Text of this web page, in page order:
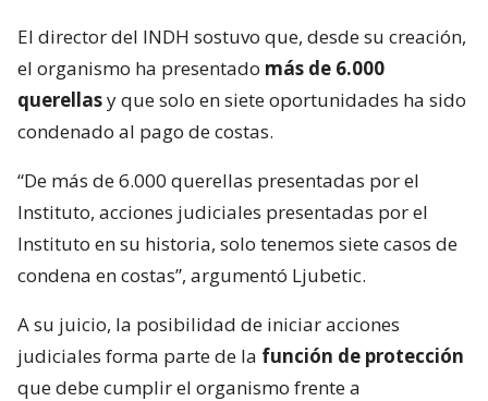
El director del INDH sostuvo que, desde su creación,
el organismo ha presentado más de 6.000
querellasy que solo en siete oportunidades ha sido
condenado al pago de costas.
“De más de 6.000 querellas presentadas por el
Instituto, acciones judiciales presentadas por el
Instituto en su historia, solo tenemos siete casos de
condena en costas”, argumentó Ljubetic.
A su juicio, la posibilidad de iniciar acciones
judiciales forma parte de la función de protección
que debe cumplir el organismo frente a